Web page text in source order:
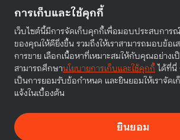
นโยบายความเป็นส่วนตัว
เงื่อนไขในการให้บริการ
© Sunday Insurance (Thailand) Public
การเก็บและใช้คุกกี้
เว็บไซต์นี้มีการจัดเก็บคุกกี้เพื่อมอบประสบการณ์
ของคุณให้ดียิ่งขึ้น รวมถึงให้เราสามารถมอบข้อเ
การขาย เลือกเนื้อหาที่เหมาะสมให้กับคุณอย่าง
สามารถศึกษานโยบายการเก็บและใช้คุกกี้ได้ที่นี่
เป็นการยอมรับข้อกำหนด และยินยอมให้เราจัด
แจ้งในเบื้องต้น
ยินยอม